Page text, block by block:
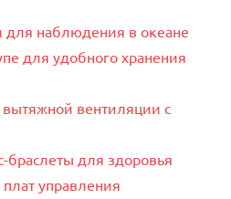
для наблюдения в океане
для удобного хранения
вентиляции с
для здоровья
управления